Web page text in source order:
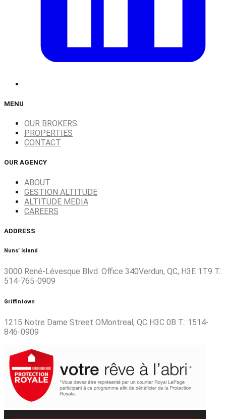
MENU
OUR BROKERS
PROPERTIES
CONTACT
OUR AGENCY
ABOUT
GESTION ALTITUDE
ALTITUDE MEDIA
CAREERS
ADDRESS
Nuns’ Island
3000 René-Lévesque Blvd. Office 340Verdun, QC, H3E 1T9 T.:
514-765-0909
Griffintown
1215 Notre Dame Street OMontreal, QC H3C 0B T.: 1514-
846-0909